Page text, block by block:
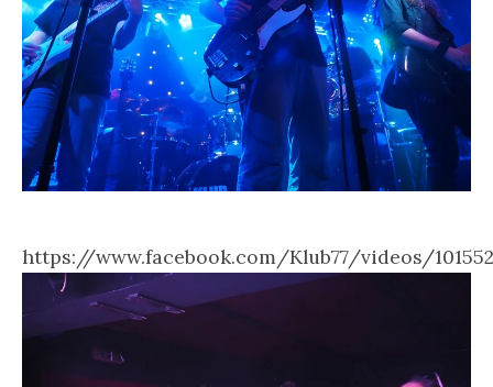
https://www.facebook.com/Klub77/videos/